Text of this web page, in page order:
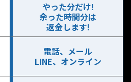
やった分だけ!
余った時間分は
返金します!
電話、メール
LINE、オンライン